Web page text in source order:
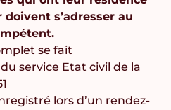
s’adresser au
se fait
service Etat civil de la
lors d’un rendez-